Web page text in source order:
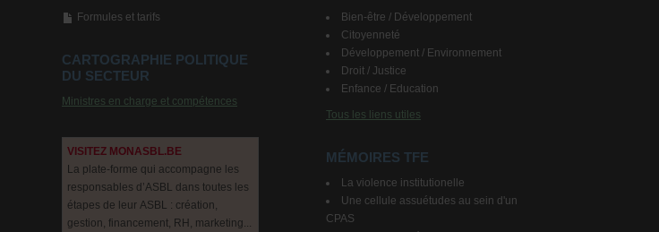
Formules et tarifs
CARTOGRAPHIE POLITIQUE
DU SECTEUR
Ministres en charge et compétences
VISITEZ MONASBL.BE
La plate-forme qui accompagne les
responsables d’ASBL dans toutes les
étapes de leur ASBL : création,
gestion, financement, RH, marketing...
Bien-être / Développement
Citoyenneté
Développement / Environnement
Droit / Justice
Enfance / Education
Tous les liens utiles
MÉMOIRES TFE
La violence institutionelle
Une cellule assuétudes au sein d'un
CPAS